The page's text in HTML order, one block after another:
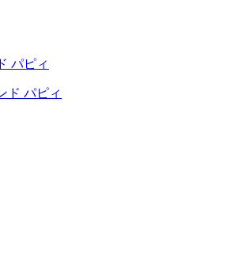
パピィ